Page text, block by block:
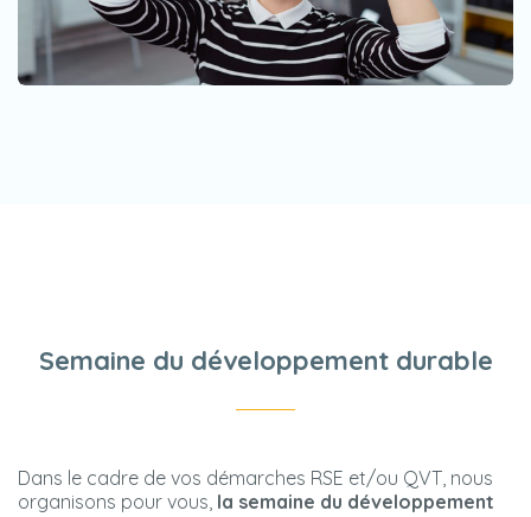
Semaine du développement durable
Dans le cadre de vos démarches RSE et/ou QVT, nous
organisons pour vous, la semaine du développement